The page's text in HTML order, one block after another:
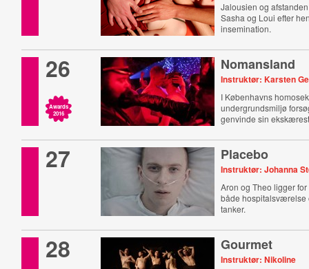
Jalousien og
Sasha og Loui efter
insemination.
26
Awards
2016
Nomansland
Instruktør: Karsten
I Københavns
undergrundsmiljø
genvinde sin
27 Placebo
Instruktør: Johanna
Aron og Theo ligger
både hospitalsværelse
tanker.
28 Gourmet
Instruktør: Nikoline